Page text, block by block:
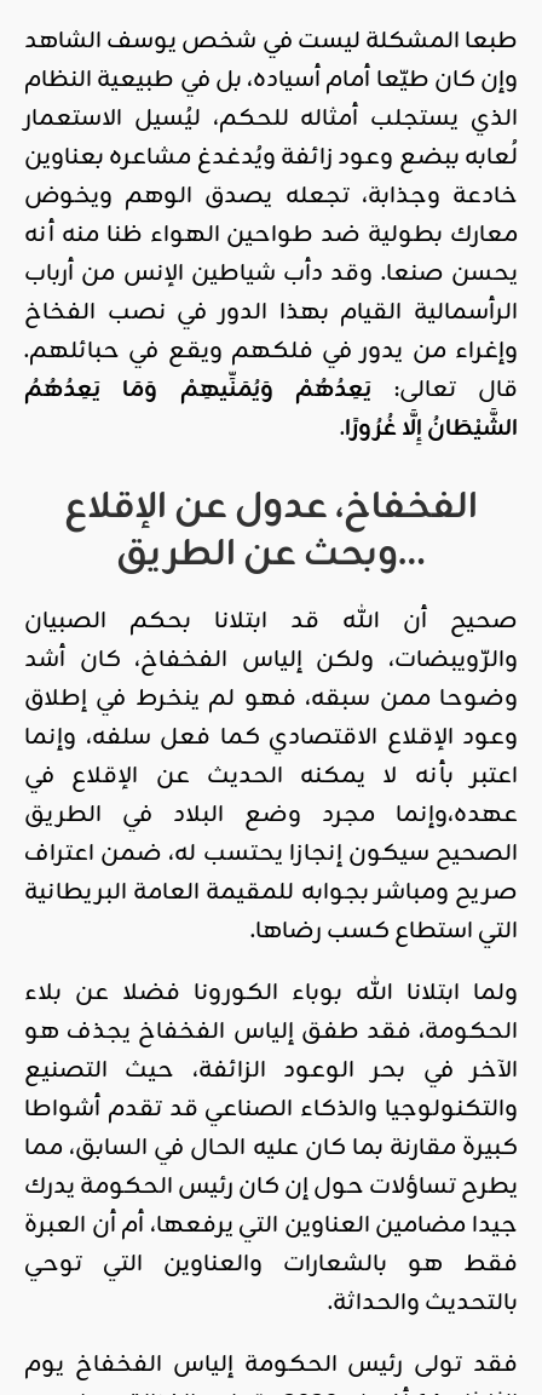
طبعا المشكلة ليست في شخص يوسف الشاهد
وإن كان طيّعا أمام أسياده، بل في طبيعية النظام
الذي يستجلب أمثاله للحكم، ليُسيل الاستعمار
لُعابه ببضع وعود زائفة ويُدغدغ مشاعره بعناوين
خادعة وجذابة، تجعله يصدق الوهم ويخوض
معارك بطولية ضد طواحين الهواء ظنا منه أنه
يحسن صنعا. وقد دأب شياطين الإنس من أرباب
الرأسمالية القيام بهذا الدور في نصب الفخاخ
وإغراء من يدور في فلكهم ويقع في حبائلهم.
قال تعالى: يَعِدُهُمْ وَيُمَنِّيهِمْ وَمَا يَعِدُهُمُ
الشَّيْطَانُ إِلَّا غُرُورًا.
الفخفاخ، عدول عن الإقلاع
وبحث عن الطريق…
صحيح أن الله قد ابتلانا بحكم الصبيان
والرّويبضات، ولكن إلياس الفخفاخ، كان أشد
وضوحا ممن سبقه، فهو لم ينخرط في إطلاق
وعود الإقلاع الاقتصادي كما فعل سلفه، وإنما
اعتبر بأنه لا يمكنه الحديث عن الإقلاع في
عهده،وإنما مجرد وضع البلاد في الطريق
الصحيح سيكون إنجازا يحتسب له، ضمن اعتراف
صريح ومباشر بجوابه للمقيمة العامة البريطانية
التي استطاع كسب رضاها.
ولما ابتلانا الله بوباء الكورونا فضلا عن بلاء
الحكومة، فقد طفق إلياس الفخفاخ يجذف هو
الآخر في بحر الوعود الزائفة، حيث التصنيع
والتكنولوجيا والذكاء الصناعي قد تقدم أشواطا
كبيرة مقارنة بما كان عليه الحال في السابق، مما
يطرح تساؤلات حول إن كان رئيس الحكومة يدرك
جيدا مضامين العناوين التي يرفعها، أم أن العبرة
فقط هو بالشعارات والعناوين التي توحي
بالتحديث والحداثة.
فقد تولى رئيس الحكومة إلياس الفخفاخ يوم